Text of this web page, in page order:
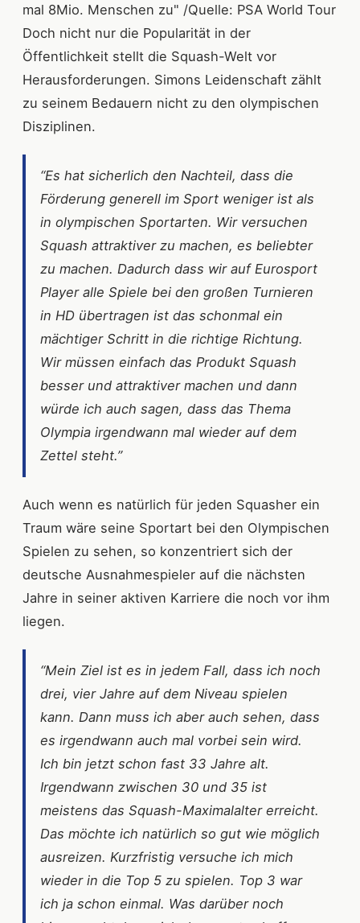
mal 8Mio. Menschen zu" /Quelle: PSA World Tour
Doch nicht nur die Popularität in der
Öffentlichkeit stellt die Squash-Welt vor
Herausforderungen. Simons Leidenschaft zählt
zu seinem Bedauern nicht zu den olympischen
Disziplinen.
“Es hat sicherlich den Nachteil, dass die
Förderung generell im Sport weniger ist als
in olympischen Sportarten. Wir versuchen
Squash attraktiver zu machen, es beliebter
zu machen. Dadurch dass wir auf Eurosport
Player alle Spiele bei den großen Turnieren
in HD übertragen ist das schonmal ein
mächtiger Schritt in die richtige Richtung.
Wir müssen einfach das Produkt Squash
besser und attraktiver machen und dann
würde ich auch sagen, dass das Thema
Olympia irgendwann mal wieder auf dem
Zettel steht.”
Auch wenn es natürlich für jeden Squasher ein
Traum wäre seine Sportart bei den Olympischen
Spielen zu sehen, so konzentriert sich der
deutsche Ausnahmespieler auf die nächsten
Jahre in seiner aktiven Karriere die noch vor ihm
liegen.
“Mein Ziel ist es in jedem Fall, dass ich noch
drei, vier Jahre auf dem Niveau spielen
kann. Dann muss ich aber auch sehen, dass
es irgendwann auch mal vorbei sein wird.
Ich bin jetzt schon fast 33 Jahre alt.
Irgendwann zwischen 30 und 35 ist
meistens das Squash-Maximalalter erreicht.
Das möchte ich natürlich so gut wie möglich
ausreizen. Kurzfristig versuche ich mich
wieder in die Top 5 zu spielen. Top 3 war
ich ja schon einmal. Was darüber noch